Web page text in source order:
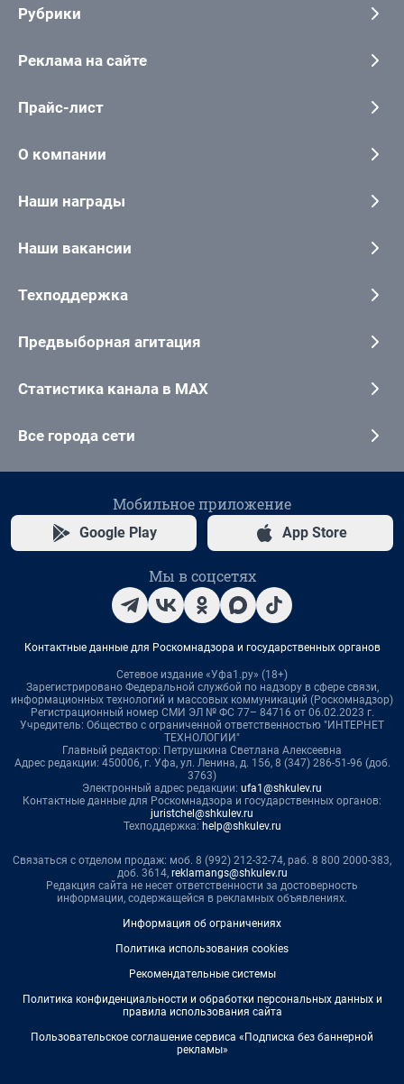
Рубрики
Реклама на сайте
Прайс-лист
О компании
Наши награды
Наши вакансии
Техподдержка
Предвыборная агитация
Статистика канала в MAX
Все города сети
Мобильное приложение
Google Play App Store
Мы в соцсетях
Контактные данные для Роскомнадзора и государственных органов
Сетевое издание «Уфа1.ру» (18+)
Зарегистрировано Федеральной службой по надзору в сфере связи,
информационных технологий и массовых коммуникаций (Роскомнадзор)
Регистрационный номер СМИ ЭЛ № ФС 77– 84716 от 06.02.2023 г.
Учредитель: Общество с ограниченной ответственностью "ИНТЕРНЕТ
ТЕХНОЛОГИИ"
Главный редактор: Петрушкина Светлана Алексеевна
Адрес редакции: 450006, г. Уфа, ул. Ленина, д. 156, 8 (347) 286-51-96 (доб.
3763)
Электронный адрес редакции: ufa1@shkulev.ru
Контактные данные для Роскомнадзора и государственных органов:
juristchel@shkulev.ru
Техподдержка: help@shkulev.ru
Связаться с отделом продаж: моб. 8 (992) 212-32-74, раб. 8 800 2000-383,
доб. 3614, reklamangs@shkulev.ru
Редакция сайта не несет ответственности за достоверность
информации, содержащейся в рекламных объявлениях.
Информация об ограничениях
Политика использования cookies
Рекомендательные системы
Политика конфиденциальности и обработки персональных данных и
правила использования сайта
Пользовательское соглашение сервиса «Подписка без баннерной
рекламы»